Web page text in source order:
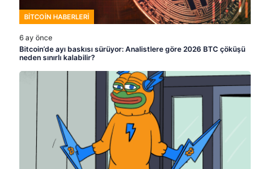
BITCOIN HABERLERI
6 ay önce
Bitcoin’de ayı baskısı sürüyor: Analistlere göre 2026 BTC çöküşü
neden sınırlı kalabilir?